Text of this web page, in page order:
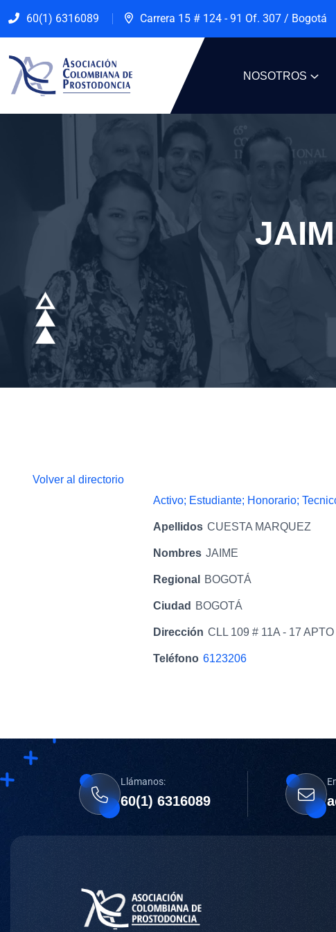
60(1) 6316089 Carrera 15 # 124 - 91 Of. 307 / Bogotá
NOSOTROS
Volver al directorio
Activo; Estudiante; Honorario;
Apellidos CUESTA MARQUEZ
Nombres JAIME
Regional BOGOTÁ
Ciudad BOGOTÁ
Dirección CLL 109 # 11A - 17 APTO
Teléfono 6123206
Llámanos:
60(1) 6316089